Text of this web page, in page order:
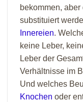
bekommen,
substituiert
Innereien.
keine Leber,
Leber der
Verhältnisse im
Und welches
Knochen oder